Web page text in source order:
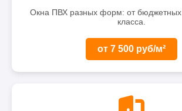
Окна ПВХ разных форм: от
класса.
от 7 500 руб/м²